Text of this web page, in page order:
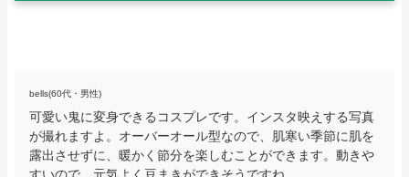
bells(60代・男性)
可愛い鬼に変身できるコスプレです。インスタ映えする写真
が撮れますよ。オーバーオール型なので、肌寒い季節に肌を
露出させずに、暖かく節分を楽しむことができます。動きや